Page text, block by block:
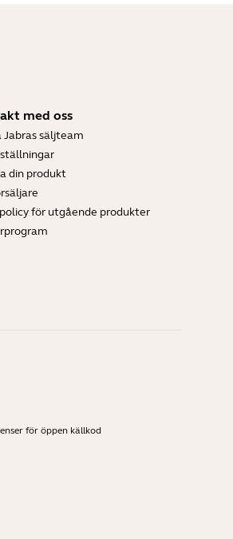
med oss
säljteam
din produkt
för utgående produkter
för öppen källkod